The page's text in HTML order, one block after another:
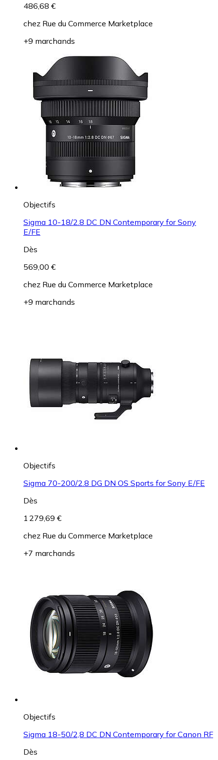
486,68 €
chez Rue du Commerce Marketplace
+9 marchands
Objectifs
Sigma 10-18/2.8 DC DN Contemporary for Sony
E/FE
Dès
569,00 €
chez Rue du Commerce Marketplace
+9 marchands
Objectifs
Sigma 70-200/2.8 DG DN OS Sports for Sony E/FE
Dès
1 279,69 €
chez Rue du Commerce Marketplace
+7 marchands
Objectifs
Sigma 18-50/2,8 DC DN Contemporary for Canon RF
Dès